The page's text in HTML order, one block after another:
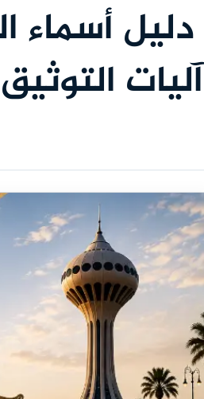
دليل أسماء
آليات